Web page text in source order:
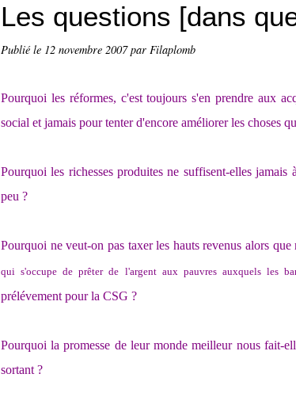
Les questions [dans
Publié le 12 novembre 2007par Filaplomb
Pourquoi les réformes, c'est toujours s'en prendre aux
social et jamais pour tenter d'encore améliorer les choses
Pourquoi les richesses produites ne suffisent-elles jamais
peu ?
Pourquoi ne veut-on pas taxer les hauts revenus alors que
qui s'occupe de prêter de l'argent aux pauvres auxquels les
prélévement pour la CSG ?
Pourquoi la promesse de leur monde meilleur nous fait-
sortant ?